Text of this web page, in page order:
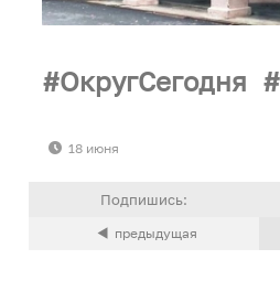
ОкругСегодня
18 июня